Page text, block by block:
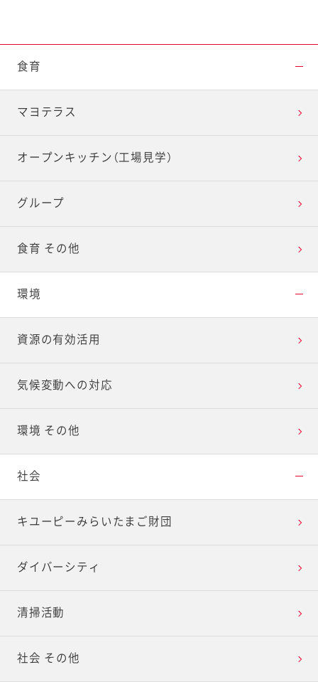
食育
マヨテラス
オープンキッチン（工場見学）
グループ
食育 その他
環境
資源の有効活用
気候変動への対応
環境 その他
社会
キユーピーみらいたまご財団
ダイバーシティ
清掃活動
社会 その他